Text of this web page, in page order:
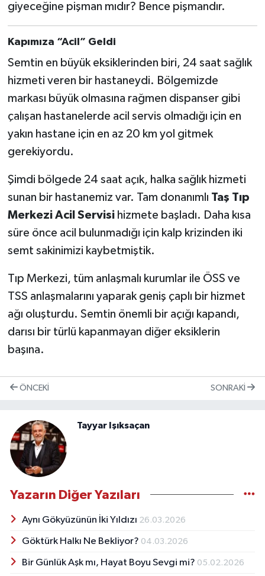
giyeceğine pişman mıdır? Bence pişmandır.
Kapımıza “Acil” Geldi
Semtin en büyük eksiklerinden biri, 24 saat sağlık
hizmeti veren bir hastaneydi. Bölgemizde
markası büyük olmasına rağmen dispanser gibi
çalışan hastanelerde acil servis olmadığı için en
yakın hastane için en az 20 km yol gitmek
gerekiyordu.
Şimdi bölgede 24 saat açık, halka sağlık hizmeti
sunan bir hastanemiz var. Tam donanımlı Taş Tıp
Merkezi Acil Servisihizmete başladı. Daha kısa
süre önce acil bulunmadığı için kalp krizinden iki
semt sakinimizi kaybetmiştik.
Tıp Merkezi, tüm anlaşmalı kurumlar ile ÖSS ve
TSS anlaşmalarını yaparak geniş çaplı bir hizmet
ağı oluşturdu. Semtin önemli bir açığı kapandı,
darısı bir türlü kapanmayan diğer eksiklerin
başına.
ÖNCEKI SONRAKI
Tayyar Işıksaçan
Yazarın Diğer Yazıları
Aynı Gökyüzünün İki Yıldızı 26.03.2026
Göktürk Halkı Ne Bekliyor? 04.03.2026
Bir Günlük Aşk mı, Hayat Boyu Sevgi mi? 05.02.2026